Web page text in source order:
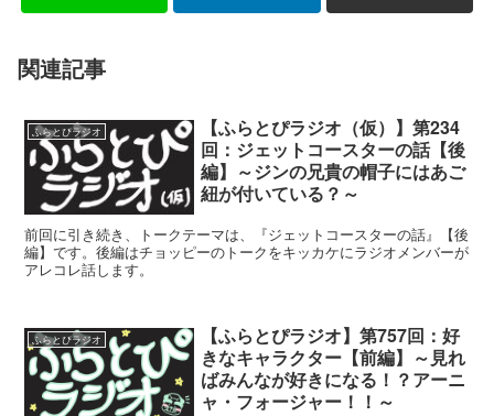
関連記事
ふらとぴラジオ
【ふらとぴラジオ（仮）】第234
回：ジェットコースターの話【後
編】～ジンの兄貴の帽子にはあご
紐が付いている？～
前回に引き続き、トークテーマは、『ジェットコースターの話』【後
編】です。後編はチョッピーのトークをキッカケにラジオメンバーが
アレコレ話します。
ふらとぴラジオ
【ふらとぴラジオ】第757回：好
きなキャラクター【前編】～見れ
ばみんなが好きになる！？アーニ
ャ・フォージャー！！～